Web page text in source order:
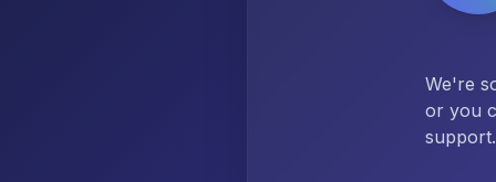
We're
or you
support.